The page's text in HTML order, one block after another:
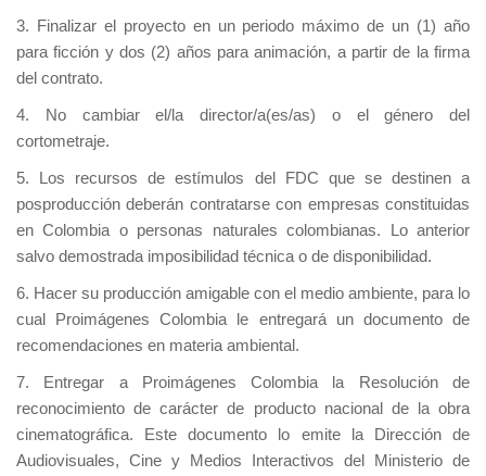
3. Finalizar el proyecto en un periodo máximo de un (1) año
para ficción y dos (2) años para animación, a partir de la firma
del contrato.
4. No cambiar el/la director/a(es/as) o el género del
cortometraje.
5. Los recursos de estímulos del FDC que se destinen a
posproducción deberán contratarse con empresas constituidas
en Colombia o personas naturales colombianas. Lo anterior
salvo demostrada imposibilidad técnica o de disponibilidad.
6. Hacer su producción amigable con el medio ambiente, para lo
cual Proimágenes Colombia le entregará un documento de
recomendaciones en materia ambiental.
7. Entregar a Proimágenes Colombia la Resolución de
reconocimiento de carácter de producto nacional de la obra
cinematográfica. Este documento lo emite la Dirección de
Audiovisuales, Cine y Medios Interactivos del Ministerio de